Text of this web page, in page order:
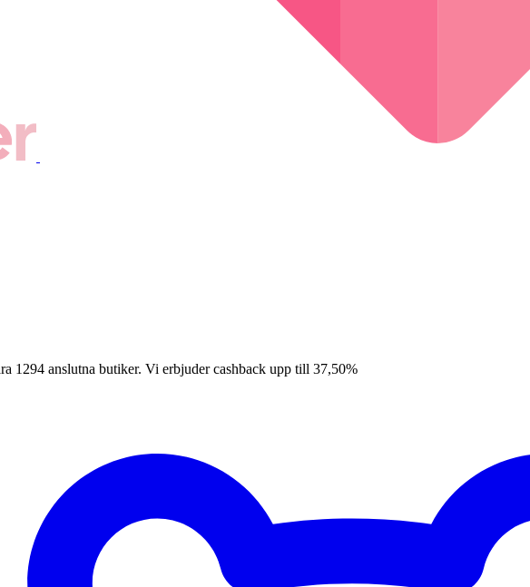
1294 anslutna butiker. Vi erbjuder cashback upp till 37,50%